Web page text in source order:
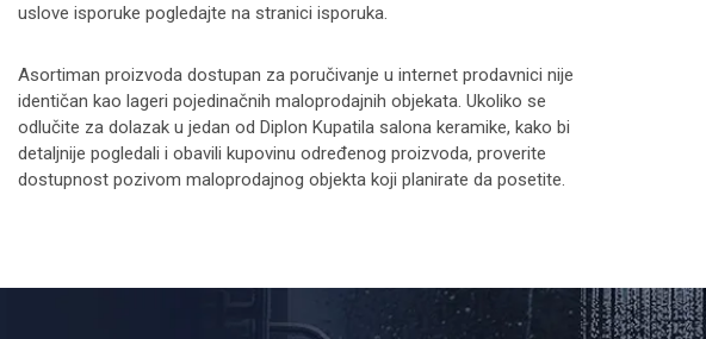
uslove isporuke pogledajte na straniciisporuka.
Asortiman proizvoda dostupan za poručivanje u internet prodavnici nije
identičan kao lageri pojedinačnih maloprodajnih objekata. Ukoliko se
odlučite za dolazak u jedan od Diplon Kupatila salona keramike, kako bi
detaljnije pogledali i obavili kupovinu određenog proizvoda, proverite
dostupnost pozivom maloprodajnog objekta koji planirate da posetite.